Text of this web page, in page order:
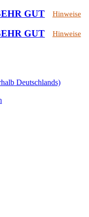
GUT Hinweise
GUT Hinweise
Deutschlands)